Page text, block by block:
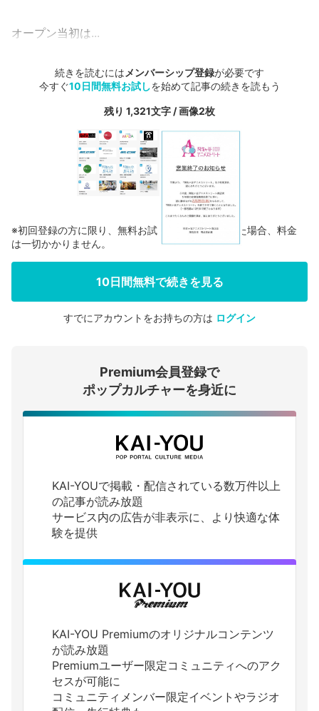
オープン当初は...
続きを読むには メンバーシップ登録が必要です
今すぐ10日間無料お試しを始めて記事の続きを読もう
残り 1,321文字 / 画像2枚
会員登録する
ログインする
※初回登録の方に限り、無料お試し期間中に解約した場合、料金
は一切かかりません。
10日間無料で続きを見る
すでにアカウントをお持ちの方は ログイン
Premium会員登録で
ポップカルチャーを身近に
KAI-YOUで掲載・配信されている数万件以上
の記事が読み放題
サービス内の広告が非表示に、より快適な体
験を提供
KAI-YOU Premiumのオリジナルコンテンツ
が読み放題
Premiumユーザー限定コミュニティへのアク
セスが可能に
コミュニティメンバー限定イベントやラジオ